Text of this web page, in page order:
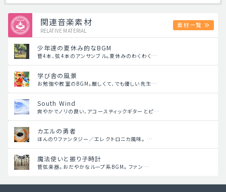
関連音楽素材
RELATIVE MATERIAL
素材一覧
少年達の夏休み的なBGM
管4本、弦4本のアンサンブル。夏休みのわくわく…
学び舎の風景
お勉強や教室のBGM。厳しくて、でも優しい先生…
South Wind
爽やかでノリの良い、アコースティックギターとピ…
カエルの勇者
ほんのりファンタジー／エレクトロニカ風味。 …
魔法使いと振り子時計
管弦楽器。おだやかなループ系BGM。 ファン…